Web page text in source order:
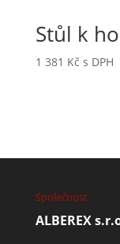
Stůl k
1 381 Kč s DPH
Společnost
ALBEREX